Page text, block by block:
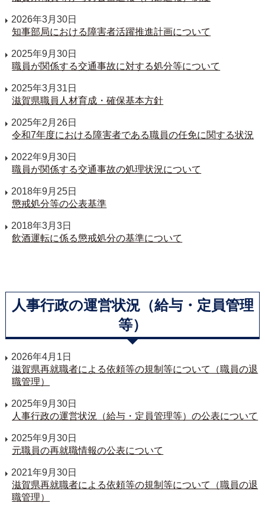
2026年3月30日
知事部局における障害者活躍推進計画について
2025年9月30日
職員が関係する交通事故に対する処分等について
2025年3月31日
滋賀県職員人材育成・確保基本方針
2025年2月26日
令和7年度における障害者である職員の任免に関する状況
2022年9月30日
職員が関係する交通事故の処理状況について
2018年9月25日
懲戒処分等の公表基準
2018年3月3日
飲酒運転に係る懲戒処分の基準について
人事行政の運営状況（給与・定員管理
等）
2026年4月1日
滋賀県再就職者による依頼等の規制等について（職員の退
職管理）
2025年9月30日
人事行政の運営状況（給与・定員管理等）の公表について
2025年9月30日
元職員の再就職情報の公表について
2021年9月30日
滋賀県再就職者による依頼等の規制等について（職員の退
職管理）